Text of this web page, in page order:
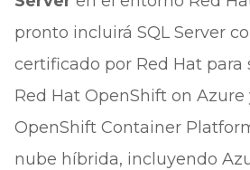
pronto incluirá SQL Server
certificado por Red Hat para
Red Hat OpenShift on Azure
OpenShift Container
nube híbrida, incluyendo